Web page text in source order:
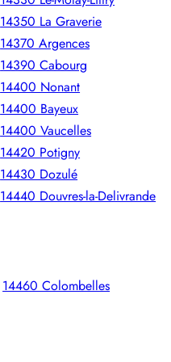
14350 La Graverie
14370 Argences
14390 Cabourg
14400 Nonant
14400 Bayeux
14400 Vaucelles
14420 Potigny
14430 Dozulé
14440 Douvres-la-Delivrande
14460 Colombelles